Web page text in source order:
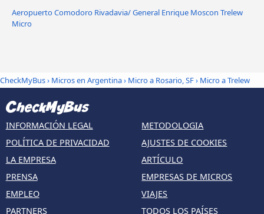
Aeropuerto Comodoro Rivadavia/ General Enrique Moscon Trelew
Micro
CheckMyBus› Micros en Argentina› Micro a Rosario, SF› Micro a Trelew
INFORMACIÓN LEGAL
POLÍTICA DE PRIVACIDAD
LA EMPRESA
PRENSA
EMPLEO
PARTNERS
METODOLOGIA
AJUSTES DE COOKIES
ARTÍCULO
EMPRESAS DE MICROS
VIAJES
TODOS LOS PAÍSES